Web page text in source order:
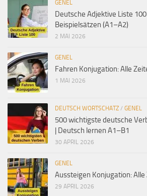
GENEL
Deutsche Adjektive Liste
Beispielsätzen (A1–A2)
2 MAI 2026
GENEL
Fahren Konjugation: Alle
1 MAI 2026
DEUTSCH WORTSCHATZ / GENEL
500 wichtigste deutsche
| Deutsch lernen A1–B1
30 APRIL 2026
GENEL
Aussteigen Konjugation:
29 APRIL 2026